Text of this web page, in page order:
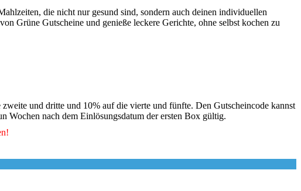
die nicht nur gesund sind, sondern auch deinen individuellen
von Grüne Gutscheine und genieße leckere Gerichte, ohne selbst kochen zu
und dritte und 10% auf die vierte und fünfte. Den Gutscheincode kannst
Wochen nach dem Einlösungsdatum der ersten Box gültig.